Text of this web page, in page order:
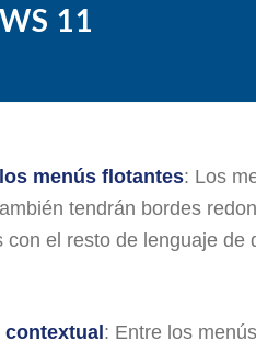
11
menús flotantes: Los
tendrán bordes
con el resto de lenguaje de
: Entre los